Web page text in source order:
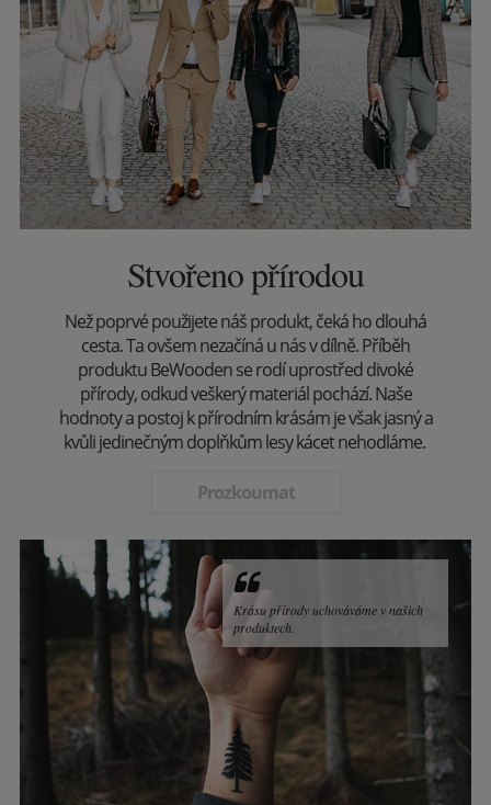
Stvořeno přírodou
Než poprvé použijete náš produkt, čeká ho dlouhá
cesta. Ta ovšem nezačíná u nás v dílně. Příběh
produktu BeWooden se rodí uprostřed divoké
přírody, odkud veškerý materiál pochází. Naše
hodnoty a postoj k přírodním krásám je však jasný a
kvůli jedinečným doplňkům lesy kácet nehodláme.
Prozkoumat
Krásu přírody uchováváme v našich
produktech.